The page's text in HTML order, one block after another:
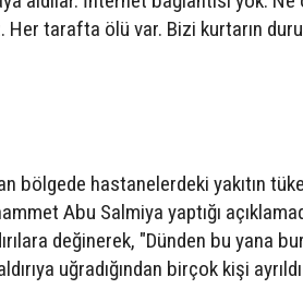
tarafta ölü var. Bizi kurtarın
bölgede hastanelerdeki yakıtın
Abu Salmiya yaptığı
değinerek, "Dünden bu yana
uğradığından birçok kişi